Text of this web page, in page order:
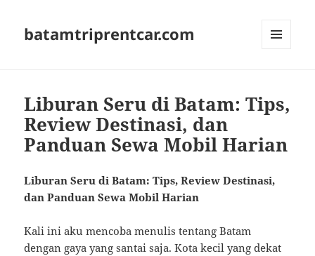
batamtriprentcar.com
Liburan Seru di Batam: Tips,
Review Destinasi, dan
Panduan Sewa Mobil Harian
Liburan Seru di Batam: Tips, Review Destinasi,
dan Panduan Sewa Mobil Harian
Kali ini aku mencoba menulis tentang Batam
dengan gaya yang santai saja. Kota kecil yang dekat